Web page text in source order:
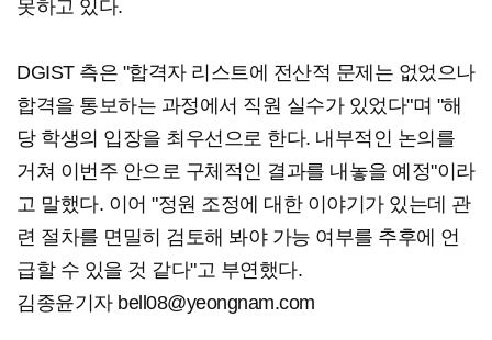
못하고 있다.
DGIST 측은 "합격자 리스트에 전산적 문제는 없었으나
합격을 통보하는 과정에서 직원 실수가 있었다"며 "해
당 학생의 입장을 최우선으로 한다. 내부적인 논의를
거쳐 이번주 안으로 구체적인 결과를 내놓을 예정"이라
고 말했다. 이어 "정원 조정에 대한 이야기가 있는데 관
련 절차를 면밀히 검토해 봐야 가능 여부를 추후에 언
급할 수 있을 것 같다"고 부연했다.
김종윤기자 bell08@yeongnam.com